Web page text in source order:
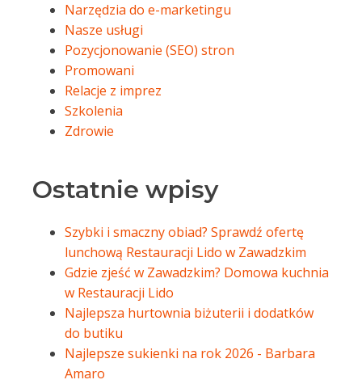
Narzędzia do e-marketingu
Nasze usługi
Pozycjonowanie (SEO) stron
Promowani
Relacje z imprez
Szkolenia
Zdrowie
Ostatnie wpisy
Szybki i smaczny obiad? Sprawdź ofertę
lunchową Restauracji Lido w Zawadzkim
Gdzie zjeść w Zawadzkim? Domowa kuchnia
w Restauracji Lido
Najlepsza hurtownia biżuterii i dodatków
do butiku
Najlepsze sukienki na rok 2026 - Barbara
Amaro